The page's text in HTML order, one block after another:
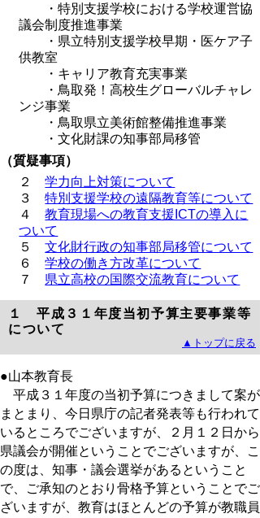
・特別支援学校における学校運営協
議会制度推進事業
・県立特別支援学校早期・医ケア子
供教室
・キャリア教育充実事業
・鳥取発！高校生グローバルチャレ
ンジ事業
・鳥取県立美術館整備推進事業
・文化財課の知事部局移管
（質疑事項）
２学力向上対策について
３特別支援学校の遠隔教育等について
４教育現場への教育支援ICTの導入に
ついて
５文化財行政の知事部局移管について
６学校の働き方改革について
７ 県立高校の国際交流教育について
１ 平成３１年度当初予算主要事業等
について
▲トップに戻る
●山本教育長
平成３１年度の当初予算につきまして案が
まとまり、今日県庁の記者発表等も行われて
いるところでございますが、２月１２日から
県議会が開催ということでございますが、こ
の度は、知事・議会選挙があるということ
で、ご承知のとおり骨格予算ということでご
ざいますが、教育はほとんどの予算が教職員